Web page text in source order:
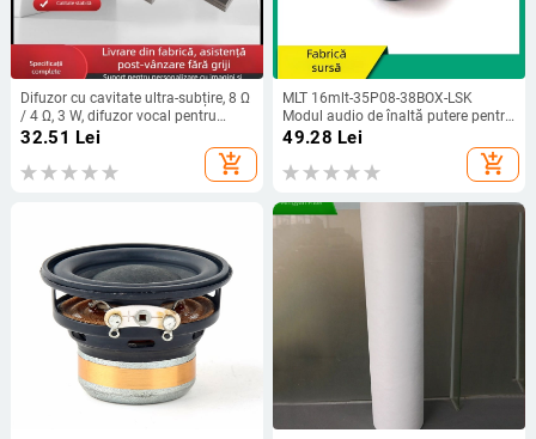
Difuzor cu cavitate ultra-subțire, 8 Ω
/ 4 Ω, 3 W, difuzor vocal pentru
jucării, corp pătrat 2831
32.51 Lei
add_shopping_cart
MLT 16mlt-35P08-38BOX-LSK
Modul audio de înaltă putere pentru
monitorizare, voce inteligentă, casă
inteligentă, indicații vocale, robot
49.28 Lei
add_shopping_cart